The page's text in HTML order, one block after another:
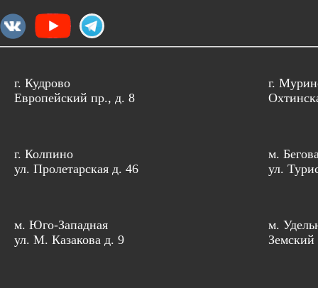
г. Кудрово
Европейский пр., д. 8
г.
г. Колпино
ул. Пролетарская д. 46
м.
ул.
м. Юго-Западная
ул. М. Казакова д. 9
м.
Земский